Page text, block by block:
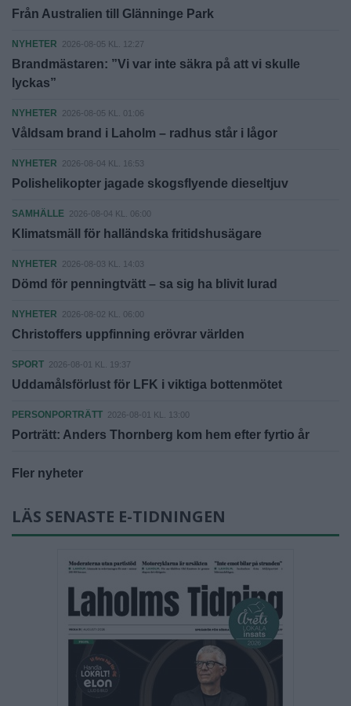
Från Australien till Glänninge Park
NYHETER 2026-08-05 KL. 12:27
Brandmästaren: ”Vi var inte säkra på att vi skulle
lyckas”
NYHETER 2026-08-05 KL. 01:06
Våldsam brand i Laholm – radhus står i lågor
NYHETER 2026-08-04 KL. 16:53
Polishelikopter jagade skogsflyende dieseltjuv
SAMHÄLLE 2026-08-04 KL. 06:00
Klimatsmäll för halländska fritidshusägare
NYHETER 2026-08-03 KL. 14:03
Dömd för penningtvätt – sa sig ha blivit lurad
NYHETER 2026-08-02 KL. 06:00
Christoffers uppfinning erövrar världen
SPORT 2026-08-01 KL. 19:37
Uddamålsförlust för LFK i viktiga bottenmötet
PERSONPORTRÄTT 2026-08-01 KL. 13:00
Porträtt: Anders Thornberg kom hem efter fyrtio år
Fler nyheter
LÄS SENASTE E-TIDNINGEN